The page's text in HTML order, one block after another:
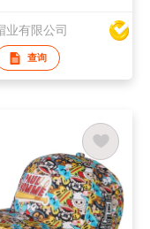
业有限公司
查询